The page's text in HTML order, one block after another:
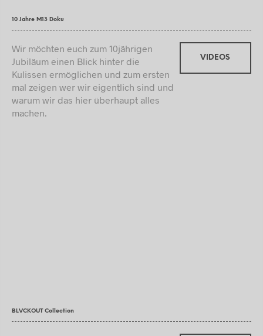
10 Jahre M13 Doku
Wir möchten euch zum 10jährigen
Jubiläum einen Blick hinter die
Kulissen ermöglichen und zum ersten
mal zeigen wer wir eigentlich sind und
warum wir das hier überhaupt alles
machen.
VIDEOS
BLVCKOUT Collection